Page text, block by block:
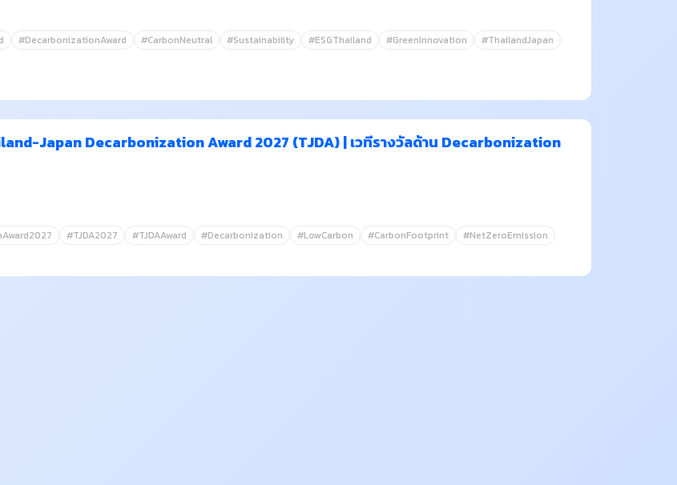
#DecarbonizationAward #CarbonNeutral #Sustainability #ESGThailand #GreenInnovation
#ThailandJapan
Japan Decarbonization Award 2027 (TJDA) | เวทีรางวัลด้าน Decarbonization
#TJDA2027 #TJDAAward #Decarbonization #LowCarbon #CarbonFootprint #NetZeroEmission